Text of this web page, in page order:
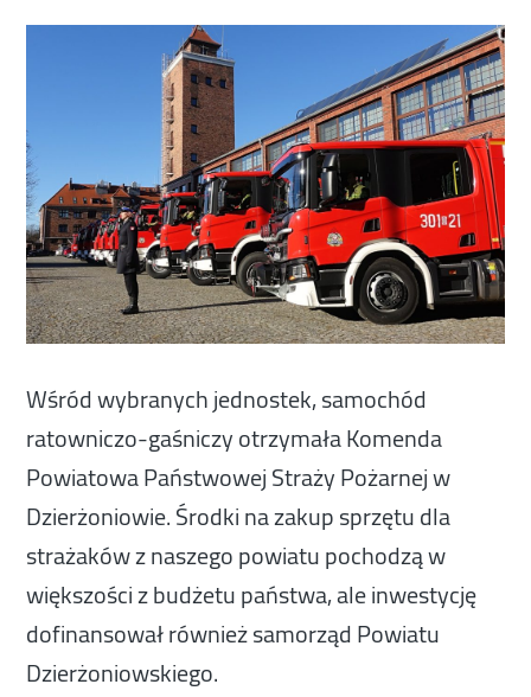
Wśród wybranych jednostek, samochód
ratowniczo-gaśniczy otrzymała Komenda
Powiatowa Państwowej Straży Pożarnej w
Dzierżoniowie. Środki na zakup sprzętu dla
strażaków z naszego powiatu pochodzą w
większości z budżetu państwa, ale inwestycję
dofinansował również samorząd Powiatu
Dzierżoniowskiego.